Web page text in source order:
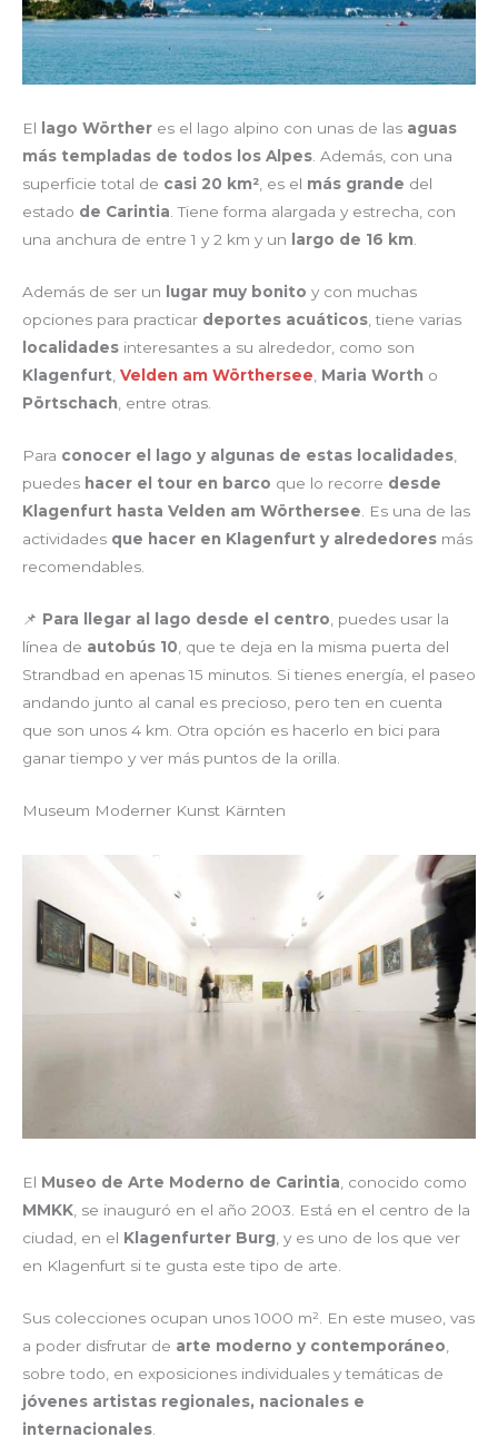
El lago Wörther es el lago alpino con unas de las aguas
más templadas de todos los Alpes . Además, con una
superficie total de casi 20 km² , es el más grande del
estado de Carintia . Tiene forma alargada y estrecha, con
una anchura de entre 1 y 2 km y un
largo de 16 km
Además de ser un lugar muy bonito y con muchas
opciones para practicar deportes acuáticos , tiene varias
localidades interesantes a su alrededor, como son
Klagenfurt Velden am Wörthersee Maria Worth o
Pörtschach , entre otras.
Para conocer el lago y algunas de estas localidades
puedes hacer el tour en barco que lo recorre desde
Klagenfurt hasta Velden am Wörthersee . Es una de las
actividades que hacer en Klagenfurt y alrededores más
recomendables.
📌 Para llegar al lago desde el centro , puedes usar la
línea de autobús 10 , que te deja en la misma puerta del
Strandbad en apenas 15 minutos. Si tienes energía, el paseo
andando junto al canal es precioso, pero ten en cuenta
que son unos 4 km. Otra opción es hacerlo en bici para
ganar tiempo y ver más puntos de la orilla.
Museum Moderner Kunst Kärnten
El Museo de Arte Moderno de Carintia, conocido como
MMKK, se inauguró en el año 2003. Está en el centro de la
ciudad, en el Klagenfurter Burg, y es uno de los que ver
en Klagenfurt si te gusta este tipo de arte.
Sus colecciones ocupan unos 1000 m². En este museo, vas
a poder disfrutar de arte moderno y contemporáneo,
sobre todo, en exposiciones individuales y temáticas de
jóvenes artistas regionales, nacionales e
internacionales.